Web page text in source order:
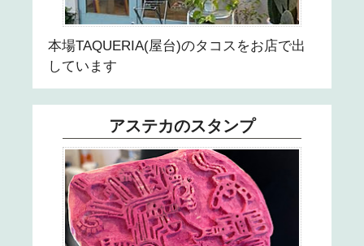
本場TAQUERIA(屋台)のタコスをお店で出
しています
アステカのスタンプ